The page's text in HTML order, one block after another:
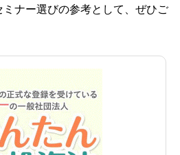
ナー選びの参考として、ぜひご